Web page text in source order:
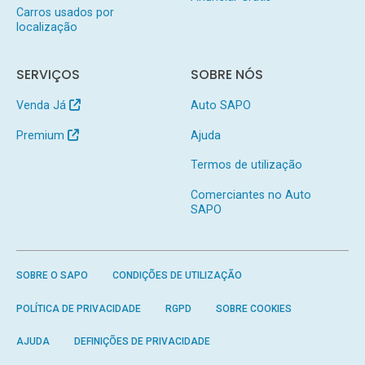
Carros usados por
localização
SERVIÇOS
Venda Já
Premium
SOBRE NÓS
Auto SAPO
Ajuda
Termos de utilização
Comerciantes no Auto
SAPO
SOBRE O SAPO CONDIÇÕES DE UTILIZAÇÃO
POLÍTICA DE PRIVACIDADE RGPD SOBRE COOKIES
AJUDA DEFINIÇÕES DE PRIVACIDADE